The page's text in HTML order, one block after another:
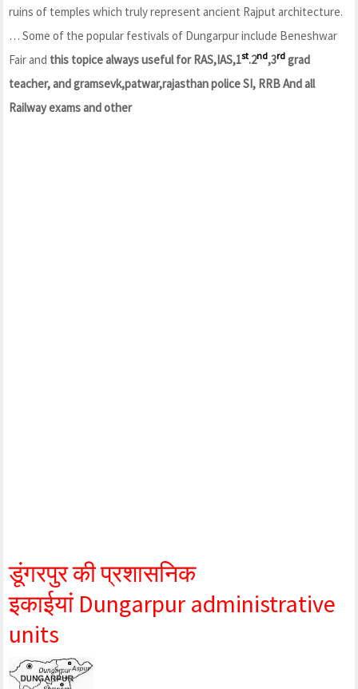
ruins of temples which truly represent ancient Rajput architecture.
… Some of the popular festivals of Dungarpur include Beneshwar
Fair and this topice always useful for RAS,IAS,1st.2nd,3rd grad
teacher, and gramsevk,patwar,rajasthan police SI, RRB And all
Railway exams and other
डूंगरपुर कीप्रशासनिक
इकाईयां Dungarpur administrative
units